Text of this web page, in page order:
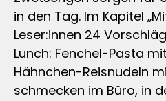
in den Tag. Im Kapitel
Leser:innen 24
Lunch: Fenchel-Pasta
Hähnchen-Reisnudeln
schmecken im Büro, in